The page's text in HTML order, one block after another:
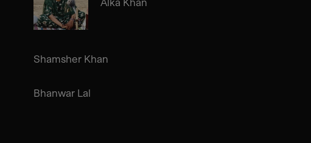
Alka Khan
Shamsher Khan
Bhanwar Lal